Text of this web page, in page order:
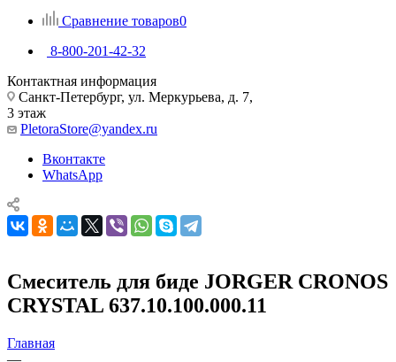
Сравнение товаров0
8-800-201-42-32
Контактная информация
Санкт-Петербург, ул. Меркурьева, д. 7,
3 этаж
PletoraStore@yandex.ru
Вконтакте
WhatsApp
Смеситель для биде JORGER CRONOS
CRYSTAL 637.10.100.000.11
Главная
—